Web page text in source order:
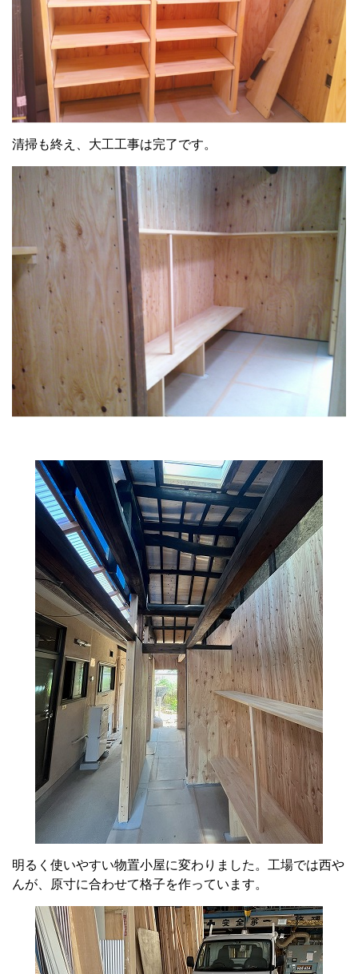
清掃も終え、大工工事は完了です。
明るく使いやすい物置小屋に変わりました。工場では西や
んが、原寸に合わせて格子を作っています。